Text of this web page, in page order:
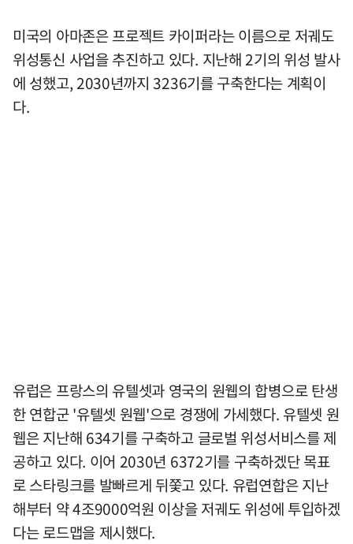
미국의 아마존은 프로젝트 카이퍼라는 이름으로 저궤도
위성통신 사업을 추진하고 있다. 지난해 2기의 위성 발사
에 성했고, 2030년까지 3236기를 구축한다는 계획이
다.
유럽은 프랑스의 유텔셋과 영국의 원웹의 합병으로 탄생
한 연합군 '유텔셋 원웹'으로 경쟁에 가세했다. 유텔셋 원
웹은 지난해 634기를 구축하고 글로벌 위성서비스를 제
공하고 있다. 이어 2030년 6372기를 구축하겠단 목표
로 스타링크를 발빠르게 뒤쫓고 있다. 유럽연합은 지난
해부터 약 4조9000억원 이상을 저궤도 위성에 투입하겠
다는 로드맵을 제시했다.